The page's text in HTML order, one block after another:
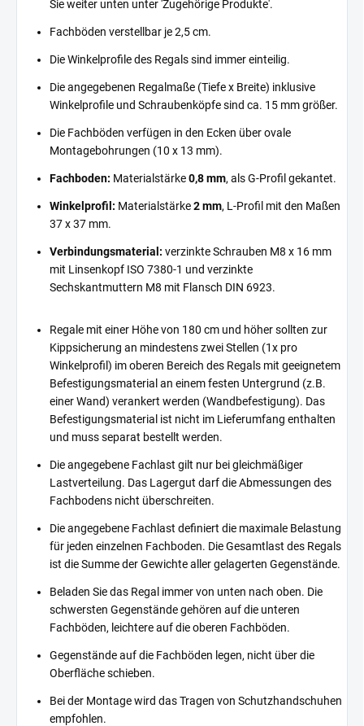
Sie weiter unten unter 'Zugehörige Produkte'.
Fachböden verstellbar je 2,5 cm.
Die Winkelprofile des Regals sind immer einteilig.
Die angegebenen Regalmaße (Tiefe x Breite) inklusive
Winkelprofile und Schraubenköpfe sind ca. 15 mm größer.
Die Fachböden verfügen in den Ecken über ovale
Montagebohrungen (10 x 13 mm).
Fachboden: Materialstärke0,8 mm, als G-Profil gekantet.
Winkelprofil: Materialstärke2 mm, L-Profil mit den Maßen
37 x 37 mm.
Verbindungsmaterial: verzinkte Schrauben M8 x 16 mm
mit Linsenkopf ISO 7380-1 und verzinkte
Sechskantmuttern M8 mit Flansch DIN 6923.
Regale mit einer Höhe von 180 cm und höher sollten zur
Kippsicherung an mindestens zwei Stellen (1x pro
Winkelprofil) im oberen Bereich des Regals mit geeignetem
Befestigungsmaterial an einem festen Untergrund (z.B.
einer Wand) verankert werden (Wandbefestigung). Das
Befestigungsmaterial ist nicht im Lieferumfang enthalten
und muss separat bestellt werden.
Die angegebene Fachlast gilt nur bei gleichmäßiger
Lastverteilung. Das Lagergut darf die Abmessungen des
Fachbodens nicht überschreiten.
Die angegebene Fachlast definiert die maximale Belastung
für jeden einzelnen Fachboden. Die Gesamtlast des Regals
ist die Summe der Gewichte aller gelagerten Gegenstände.
Beladen Sie das Regal immer von unten nach oben. Die
schwersten Gegenstände gehören auf die unteren
Fachböden, leichtere auf die oberen Fachböden.
Gegenstände auf die Fachböden legen, nicht über die
Oberfläche schieben.
Bei der Montage wird das Tragen von Schutzhandschuhen
empfohlen.